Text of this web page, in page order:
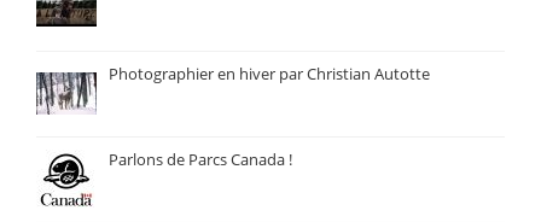
Photographier en hiver par Christian Autotte
Parlons de Parcs Canada !